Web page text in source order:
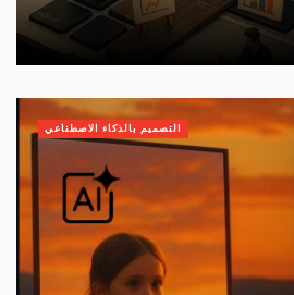
التصميم بالذكاء الاصطناعي